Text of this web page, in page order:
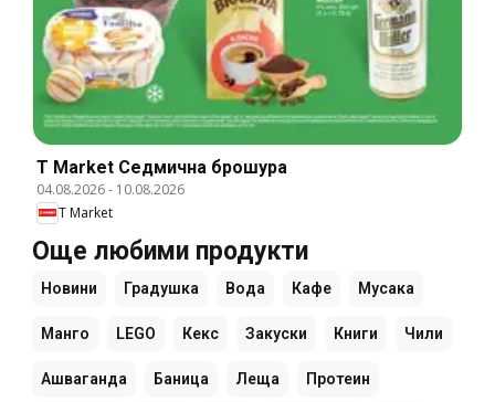
T Market Cедмична брошура
04.08.2026- 10.08.2026
T Market
Още любими продукти
Новини Градушка Вода Кафе Мусака
Манго LEGO Кекс Закуски Книги Чили
Ашваганда Баница Леща Протеин